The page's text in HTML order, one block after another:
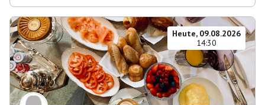
Heute, 09.08.2026
14:30